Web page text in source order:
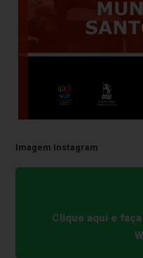
Imagem Instagram
Clique aqui e